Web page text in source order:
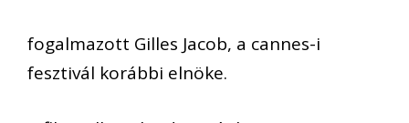
fogalmazott Gilles Jacob, a cannes-i
fesztivál korábbi elnöke.